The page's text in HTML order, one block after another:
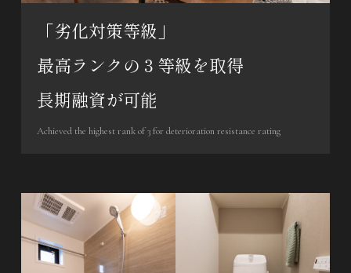
「劣化対策等級」
最高ランクの３等級を取得
長期融資が可能
Achieved the highest rank of 3 for deterioration resistance rating